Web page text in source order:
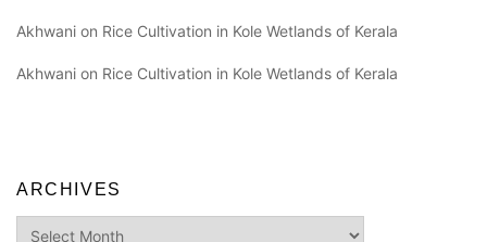
Akhwani on Rice Cultivation in Kole Wetlands of Kerala
Akhwani on Rice Cultivation in Kole Wetlands of Kerala
ARCHIVES
Archives